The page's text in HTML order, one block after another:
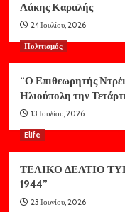
Λάκης Καραλής
24 Ιουλίου, 2026
Πολιτισμός
“Ο Επιθεωρητής
Ηλιούπολη την
13 Ιουλίου, 2026
Elife
ΤΕΛΙΚΟ ΔΕΛΤΙΟ
1944”
23 Ιουνίου, 2026